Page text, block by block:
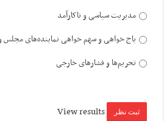
مدیریت سیاسی و ناکارآمد
باج خواهی و سهم خواهی نماینده‌های مجلس
تحریم‌ها و فشارهای خارجی
View results